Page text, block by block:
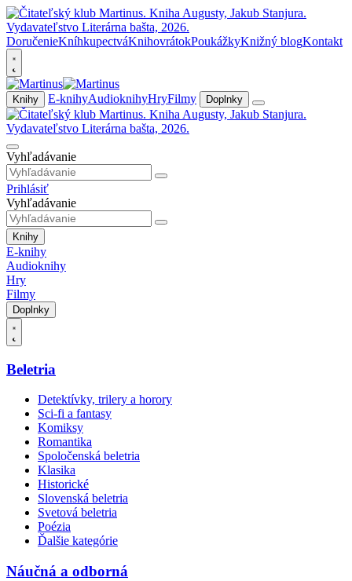
DoručenieKníhkupectváKnihovrátokPoukážkyKnižný blogKontakt
Knihy E-knihyAudioknihyHryFilmy Doplnky
Vyhľadávanie
Prihlásiť
Vyhľadávanie
Knihy
E-knihy
Audioknihy
Hry
Filmy
Doplnky
Beletria
Detektívky, trilery a horory
Sci-fi a fantasy
Komiksy
Romantika
Spoločenská beletria
Klasika
Historické
Slovenská beletria
Svetová beletria
Poézia
Ďalšie kategórie
Náučná a odborná